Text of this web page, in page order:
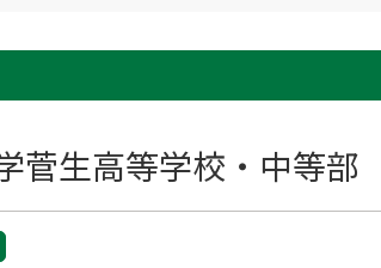
菅生高等学校・中等部